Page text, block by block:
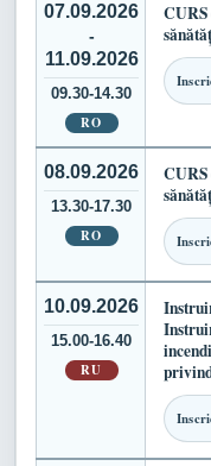
07.09.2026
-
11.09.2026
09.30-14.30
RO
08.09.2026
13.30-17.30
RO
10.09.2026
15.00-16.40
RU